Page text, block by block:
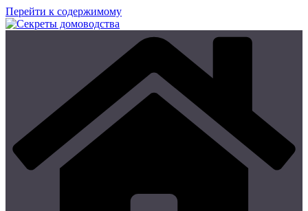
Перейти к содержимому